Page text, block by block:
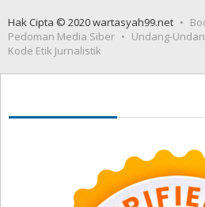
Hak Cipta © 2020 wartasyah99.net
Pedoman Media Siber
Undang-
Kode Etik Jurnalistik